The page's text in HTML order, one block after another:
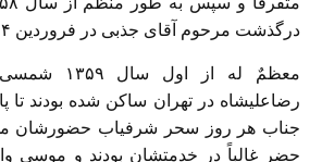
درگذشت مرحوم آقای جذبی در فروردین ۱۳۶۴ ادامه یافت.
معظمٌ له از
رضاعلیشاه در تهران ساکن شده بودند تا
جناب هر روز سحر شرفیاب حضورشان
حضر غالباً در خدمتشان بودند و موسی